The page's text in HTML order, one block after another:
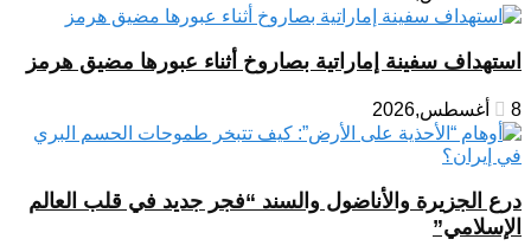
استهداف سفينة إماراتية بصاروخ أثناء عبورها مضيق هرمز
8 أغسطس,2026
درع الجزيرة والأناضول والسند “فجر جديد في قلب العالم
الإسلامي”